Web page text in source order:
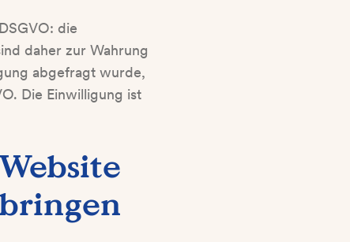
die
daher zur Wahrung
abgefragt wurde,
Die Einwilligung ist